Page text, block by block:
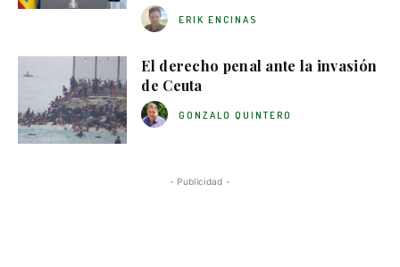
ERIK ENCINAS
El derecho penal ante la invasión
de Ceuta
GONZALO QUINTERO
- Publicidad -